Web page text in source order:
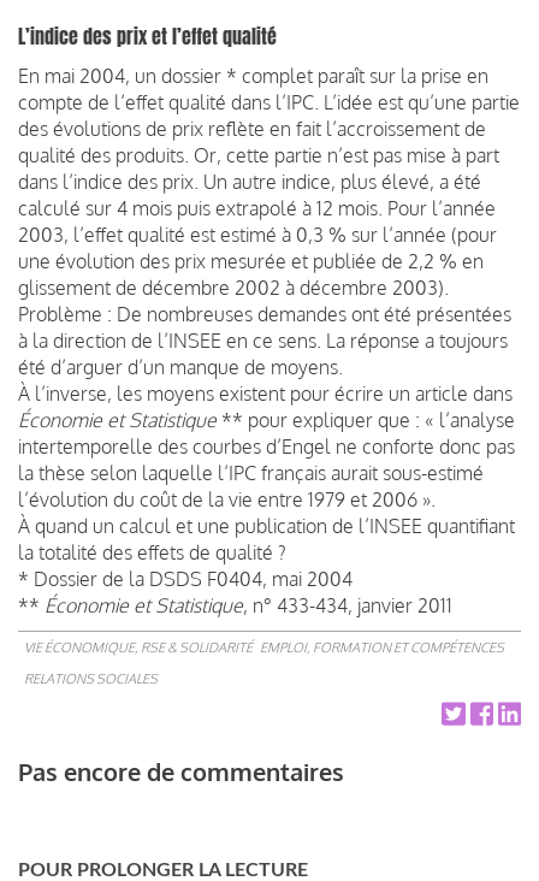
L’indice des prix et l’effet qualité
En mai 2004, un dossier * complet paraît sur la prise en
compte de l’effet qualité dans l’IPC. L’idée est qu’une partie
des évolutions de prix reflète en fait l’accroissement de
qualité des produits. Or, cette partie n’est pas mise à part
dans l’indice des prix. Un autre indice, plus élevé, a été
calculé sur 4 mois puis extrapolé à 12 mois. Pour l’année
2003, l’effet qualité est estimé à 0,3 % sur l’année (pour
une évolution des prix mesurée et publiée de 2,2 % en
glissement de décembre 2002 à décembre 2003).
Problème : De nombreuses demandes ont été présentées
à la direction de l’INSEE en ce sens. La réponse a toujours
été d’arguer d’un manque de moyens.
À l’inverse, les moyens existent pour écrire un article dans
Économie et Statistique ** pour expliquer que : « l’analyse
intertemporelle des courbes d’Engel ne conforte donc pas
la thèse selon laquelle l’IPC français aurait sous-estimé
l’évolution du coût de la vie entre 1979 et 2006 ».
À quand un calcul et une publication de l’INSEE quantifiant
la totalité des effets de qualité ?
* Dossier de la DSDS F0404, mai 2004
** Économie et Statistique, n° 433-434, janvier 2011
VIE ÉCONOMIQUE, RSE & SOLIDARITÉ EMPLOI, FORMATION ET COMPÉTENCES
RELATIONS SOCIALES
Pas encore de commentaires
POUR PROLONGER LA LECTURE